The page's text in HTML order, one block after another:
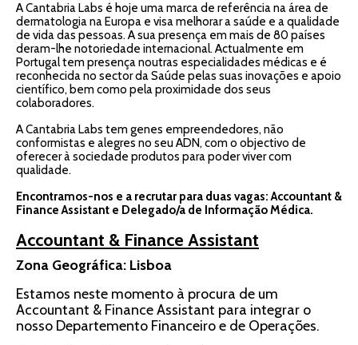
A Cantabria Labs é hoje uma marca de referência na área de
dermatologia na Europa e visa melhorar a saúde e a qualidade
de vida das pessoas. A sua presença em mais de 80 países
deram-lhe notoriedade internacional. Actualmente em
Portugal tem presença noutras especialidades médicas e é
reconhecida no sector da Saúde pelas suas inovações e apoio
científico, bem como pela proximidade dos seus
colaboradores.
A Cantabria Labs tem genes empreendedores, não
conformistas e alegres no seu ADN, com o objectivo de
oferecer à sociedade produtos para poder viver com
qualidade.
Encontramos-nos e a recrutar para duas vagas: Accountant &
Finance Assistant e Delegado/a de Informação Médica.
Accountant & Finance Assistant
Zona Geográfica: Lisboa
Estamos neste momento à procura de um
Accountant & Finance Assistant para integrar o
nosso Departemento Financeiro e de Operações.